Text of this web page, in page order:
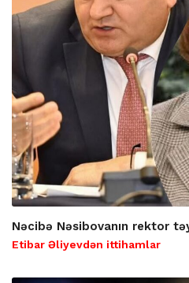
Nəcibə Nəsibovanın rektor
Etibar Əliyevdən ittihamlar